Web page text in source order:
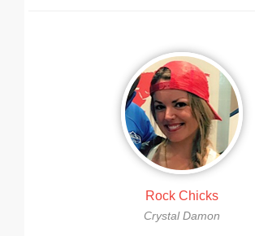
Rock Chicks
Crystal Damon